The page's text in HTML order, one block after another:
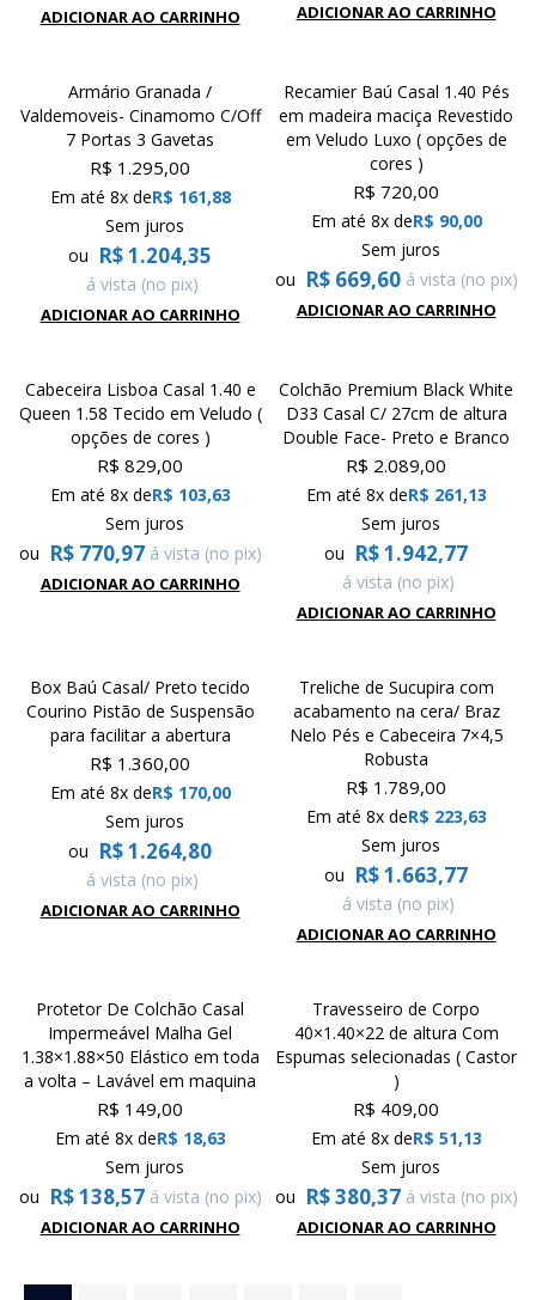
ADICIONAR AO CARRINHO ADICIONAR AO CARRINHO
Armário Granada /
Valdemoveis- Cinamomo C/Off
7 Portas 3 Gavetas
R$ 1.295,00
Em até 8x deR$ 161,88
Sem juros
ou R$1.204,35
á vista (no pix)
ADICIONAR AO CARRINHO
Recamier Baú Casal 1.40 Pés
em madeira maciça Revestido
em Veludo Luxo ( opções de
cores )
R$ 720,00
Em até 8x deR$ 90,00
Sem juros
ou R$669,60á vista (no pix)
ADICIONAR AO CARRINHO
Cabeceira Lisboa Casal 1.40 e
Queen 1.58 Tecido em Veludo (
opções de cores )
R$ 829,00
Em até 8x deR$ 103,63
Sem juros
ou R$770,97á vista (no pix)
ADICIONAR AO CARRINHO
Colchão Premium Black White
D33 Casal C/ 27cm de altura
Double Face- Preto e Branco
R$ 2.089,00
Em até 8x deR$ 261,13
Sem juros
ou R$1.942,77
á vista (no pix)
ADICIONAR AO CARRINHO
Box Baú Casal/ Preto tecido
Courino Pistão de Suspensão
para facilitar a abertura
R$ 1.360,00
Em até 8x deR$ 170,00
Sem juros
ou R$1.264,80
á vista (no pix)
ADICIONAR AO CARRINHO
Treliche de Sucupira com
acabamento na cera/ Braz
Nelo Pés e Cabeceira 7×4,5
Robusta
R$ 1.789,00
Em até 8x deR$ 223,63
Sem juros
ou R$1.663,77
á vista (no pix)
ADICIONAR AO CARRINHO
Protetor De Colchão Casal
Impermeável Malha Gel
1.38×1.88×50 Elástico em toda
a volta – Lavável em maquina
R$ 149,00
Em até 8x deR$ 18,63
Sem juros
ou R$138,57á vista (no pix)
ADICIONAR AO CARRINHO
Travesseiro de Corpo
40×1.40×22 de altura Com
Espumas selecionadas ( Castor
)
R$ 409,00
Em até 8x deR$ 51,13
Sem juros
ou R$380,37á vista (no pix)
ADICIONAR AO CARRINHO